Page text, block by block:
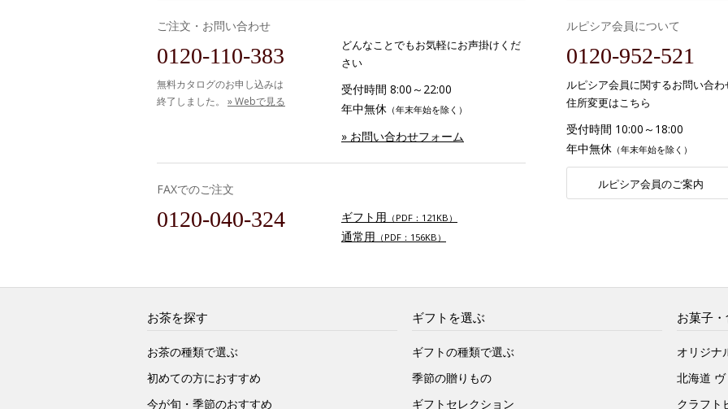
ご注文・お問い合わせ
0120-110-383
無料カタログのお申し込みは
終了しました。 » Webで見る
どんなことでもお気軽にお声掛けくだ
さい
受付時間 8:00～22:00
年中無休 （年末年始を除く）
» お問い合わせフォーム
FAXでのご注文
0120-040-324 ギフト用 （PDF：121KB）
通常用 （PDF：156KB）
ルピシア会員について
0120-952-521
ルピシア会員に関するお問い合わ
住所変更はこちら
受付時間 10:00～18:00
年中無休 （年末年始を除く）
ルピシア会員のご案内
お茶を探す
お茶の種類で選ぶ
初めての方におすすめ
今が旬・季節のおすすめ
ギフトを選ぶ
ギフトの種類で選ぶ
季節の贈りもの
ギフトセレクション
お菓子
オリジナ
北海道 ヴ
クラフト